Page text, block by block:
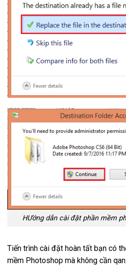
HƯớng dẫn cài đặt phần mềm
Tiến trình cài đặt hoàn tất bạn có
mềm Photoshop mà không cần